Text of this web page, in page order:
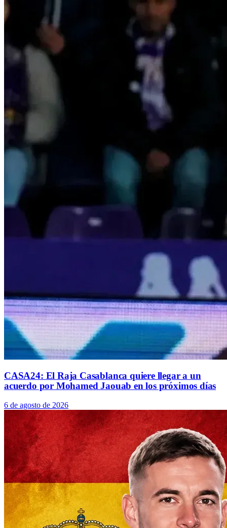
CASA24: El Raja Casablanca quiere llegar a un
acuerdo por Mohamed Jaouab en los próximos días
6 de agosto de 2026